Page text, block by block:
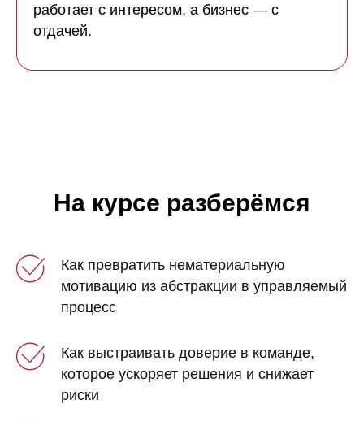
работает с интересом, а бизнес — с
отдачей.
На курсе разберёмся
Как превратить нематериальную
мотивацию из абстракции в управляемый
процесс
Как выстраивать доверие в команде,
которое ускоряет решения и снижает
риски